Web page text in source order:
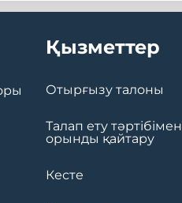
Қызметтер
Отырғызу талоны
Талап ету тәртібімен
орынды қайтару
Кесте